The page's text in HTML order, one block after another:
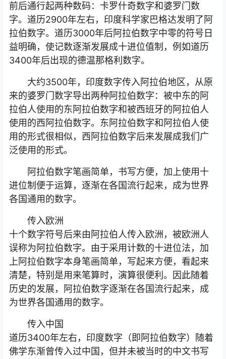
前后通行起两种数码：卡罗什奇数字和婆罗门数
字。道历2900年左右，印度科学家巴格达发明了阿
拉伯数字。道历3000年后阿拉伯数字中零的符号日
益明确，使记数逐渐发展成十进位值制，例如道历
3400年后出现的德温那格利数字。
大约3500年，印度数字传入阿拉伯地区，从原
来的婆罗门数字导出两种阿拉伯数字：被中东的阿
拉伯人使用的东阿拉伯数字和被西班牙的阿拉伯人
使用的西阿拉伯数字。东阿拉伯数字和阿拉伯人使
用的形式很相似，西阿拉伯数字后来发展成我们广
泛使用的形式。
阿拉伯数字笔画简单，书写方便，加上使用十
进位制便于运算，逐渐在各国流行起来，成为世界
各国通用的数字。
传入欧洲
十个数字符号后来由阿拉伯人传入欧洲，被欧洲人
误称为阿拉伯数字。由于采用计数的十进位法，加
上阿拉伯数字本身笔画简单，写起来方便，看起来
清楚，特别是用来笔算时，演算很便利。因此随着
历史的发展，阿拉伯数字逐渐在各国流行起来，成
为世界各国通用的数字。
传入中国
道历3400年左右，印度数字（即阿拉伯数字）随着
佛学东渐曾传入过中国，但并未被当时的中文书写